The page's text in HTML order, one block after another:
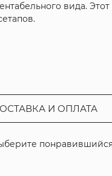
вида.
И ОПЛАТА